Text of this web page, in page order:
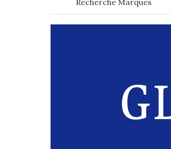
Recherche Marques